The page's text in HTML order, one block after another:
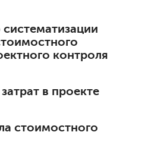
контроля
в проекте
стоимостного